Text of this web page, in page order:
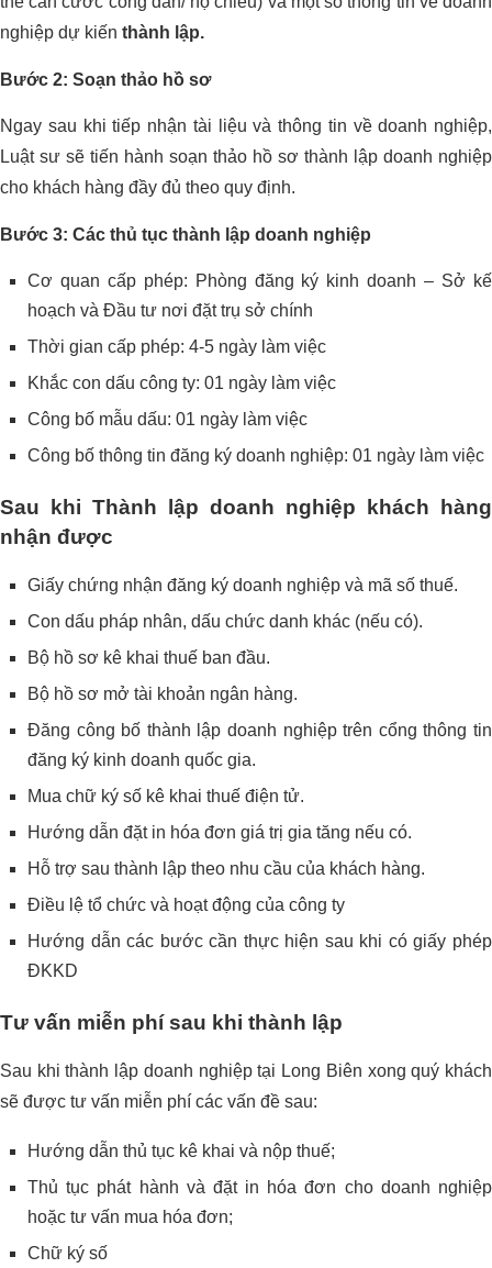
nghiệp dự kiến thành lập.
Bước 2: Soạn thảo hồ sơ
Ngay sau khi tiếp nhận tài liệu và thông tin về doanh nghiệp,
Luật sư sẽ tiến hành soạn thảo hồ sơ thành lập doanh nghiệp
cho khách hàng đầy đủ theo quy định.
Bước 3: Các thủ tục thành lập doanh nghiệp
Cơ quan cấp phép: Phòng đăng ký kinh doanh – Sở kế
hoạch và Đầu tư nơi đặt trụ sở chính
Thời gian cấp phép: 4-5 ngày làm việc
Khắc con dấu công ty: 01 ngày làm việc
Công bố mẫu dấu: 01 ngày làm việc
Công bố thông tin đăng ký doanh nghiệp: 01 ngày làm việc
Sau khi Thành lập doanh nghiệp khách hàng
nhận được
Giấy chứng nhận đăng ký doanh nghiệp và mã số thuế.
Con dấu pháp nhân, dấu chức danh khác (nếu có).
Bộ hồ sơ kê khai thuế ban đầu.
Bộ hồ sơ mở tài khoản ngân hàng.
Đăng công bố thành lập doanh nghiệp trên cổng thông tin
đăng ký kinh doanh quốc gia.
Mua chữ ký số kê khai thuế điện tử.
Hướng dẫn đặt in hóa đơn giá trị gia tăng nếu có.
Hỗ trợ sau thành lập theo nhu cầu của khách hàng.
Điều lệ tổ chức và hoạt động của công ty
Hướng dẫn các bước cần thực hiện sau khi có giấy phép
ĐKKD
Tư vấn miễn phí sau khi thành lập
Sau khi thành lập doanh nghiệp tại Long Biên xong quý khách
sẽ được tư vấn miễn phí các vấn đề sau:
Hướng dẫn thủ tục kê khai và nộp thuế;
Thủ tục phát hành và đặt in hóa đơn cho doanh nghiệp
hoặc tư vấn mua hóa đơn;
Chữ ký số